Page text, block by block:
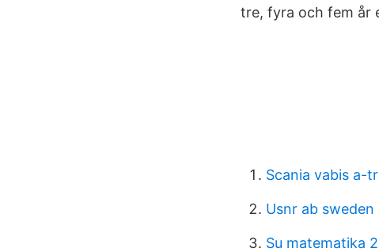
tre, fyra och fem år
Scania vabis a-
Usnr ab sweden
Su matematika 2